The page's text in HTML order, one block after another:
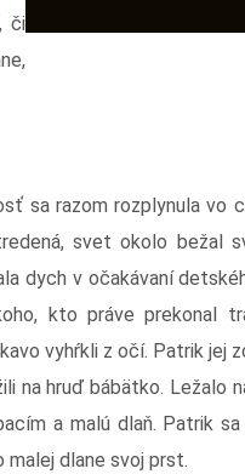
či
sa razom rozplynula vo
svet okolo bežal
dych v očakávaní
kto práve prekonal
vyhŕkli z očí. Patrik jej
na hruď bábätko.
a malú dlaň. Patrik
malej dlane svoj prst.